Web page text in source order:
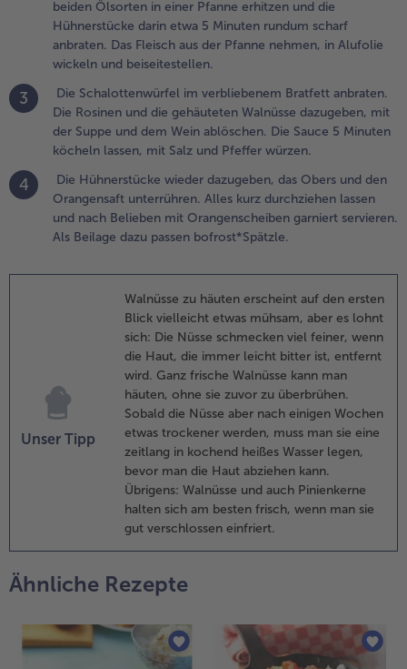
Die
5 Minuten
lassen,
Salz und
würzen.
das
und den
Als
dazu
beiden Ölsorten in einer Pfanne erhitzen und die
Hühnerstücke darin etwa 5 Minuten rundum scharf
anbraten. Das Fleisch aus der Pfanne nehmen, in Alufolie
wickeln und beiseitestellen.
3
Die Schalottenwürfel im verbliebenem Bratfett anbraten.
Die Rosinen und die gehäuteten Walnüsse dazugeben, mit
der Suppe und dem Wein ablöschen. Die Sauce 5 Minuten
köcheln lassen, mit Salz und Pfeffer würzen.
4
Die Hühnerstücke wieder dazugeben, das Obers und den
Orangensaft unterrühren. Alles kurz durchziehen lassen
und nach Belieben mit Orangenscheiben garniert servieren.
Als Beilage dazu passen bofrost*Spätzle.
Unser Tipp
Walnüsse zu häuten erscheint auf den ersten
Blick vielleicht etwas mühsam, aber es lohnt
sich: Die Nüsse schmecken viel feiner, wenn
die Haut, die immer leicht bitter ist, entfernt
wird. Ganz frische Walnüsse kann man
häuten, ohne sie zuvor zu überbrühen.
Sobald die Nüsse aber nach einigen Wochen
etwas trockener werden, muss man sie eine
zeitlang in kochend heißes Wasser legen,
bevor man die Haut abziehen kann.
Übrigens: Walnüsse und auch Pinienkerne
halten sich am besten frisch, wenn man sie
gut verschlossen einfriert.
Ähnliche Rezepte